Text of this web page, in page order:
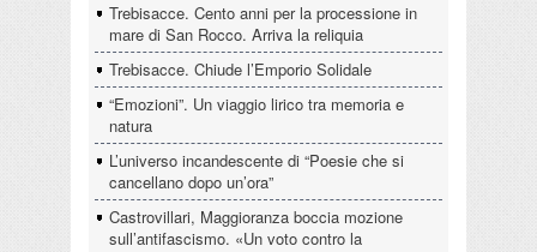
Trebisacce. Cento anni per la processione in
mare di San Rocco. Arriva la reliquia
Trebisacce. Chiude l’Emporio Solidale
“Emozioni”. Un viaggio lirico tra memoria e
natura
L’universo incandescente di “Poesie che si
cancellano dopo un’ora”
Castrovillari, Maggioranza boccia mozione
sull’antifascismo. «Un voto contro la